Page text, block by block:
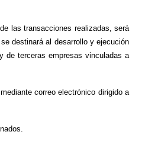
las transacciones realizadas, será
destinará al desarrollo y ejecución
de terceras empresas vinculadas a
correo electrónico dirigido a